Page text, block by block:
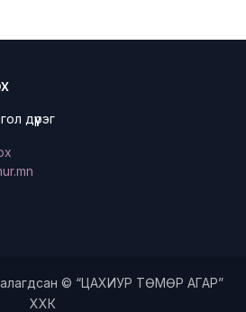
дүүрэг
© “ЦАХИУР ТӨМӨР АГАР”
ХХК